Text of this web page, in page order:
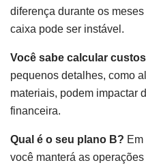
diferença durante os
caixa pode ser instável.
Você sabe calcular
pequenos detalhes, como
materiais, podem impactar
financeira.
Qual é o seu plano B?
você manterá as